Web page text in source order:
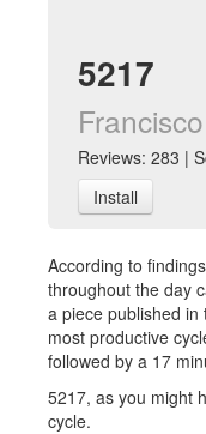
5217
Reviews: 283 |
Install
According to
throughout the day
a piece published
most productive
followed by a 17
5217, as you might
cycle.